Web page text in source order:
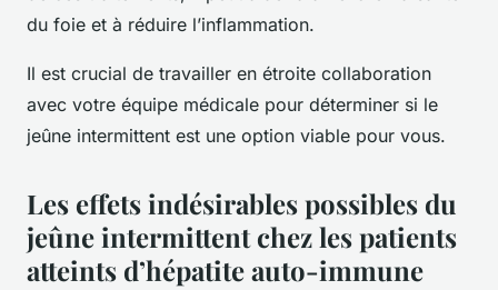
du foie et à réduire l’inflammation.
Il est crucial de travailler en étroite collaboration
avec votre équipe médicale pour déterminer si le
jeûne intermittent est une option viable pour vous.
Les effets indésirables possibles du
jeûne intermittent chez les patients
atteints d’hépatite auto-immune